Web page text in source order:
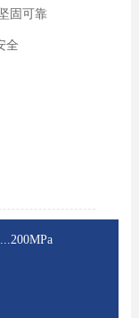
固可靠
全